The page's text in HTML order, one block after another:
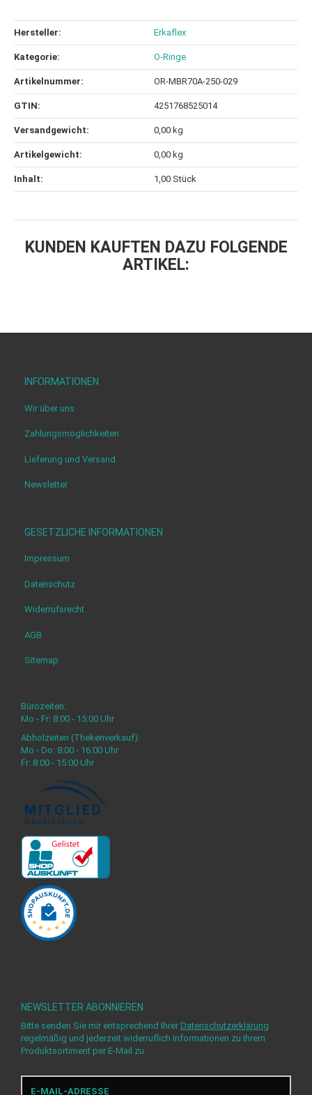
Hersteller: Erkaflex
Kategorie: O-Ringe
Artikelnummer: OR-MBR70A-250-029
GTIN: 4251768525014
Versandgewicht‍: 0,00 kg
Artikelgewicht‍: 0,00 kg
Inhalt‍: 1,00 Stück
KUNDEN KAUFTEN DAZU FOLGENDE
ARTIKEL:
INFORMATIONEN
Wir über uns
Zahlungsmöglichkeiten
Lieferung und Versand
Newsletter
GESETZLICHE INFORMATIONEN
Impressum
Datenschutz
Widerrufsrecht
AGB
Sitemap
Bürozeiten:
Mo - Fr: 8:00 - 15:00 Uhr
Abholzeiten (Thekenverkauf):
Mo - Do: 8:00 - 16:00 Uhr
Fr: 8:00 - 15:00 Uhr
NEWSLETTER ABONNIEREN
Bitte senden Sie mir entsprechend Ihrer Datenschutzerklärung
regelmäßig und jederzeit widerruflich Informationen zu Ihrem
Produktsortiment per E-Mail zu.
E-
Mail-